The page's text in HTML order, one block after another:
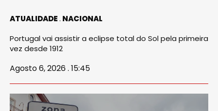
ATUALIDADE NACIONAL
Portugal vai assistir a eclipse total do Sol pela primeira
vez desde 1912
Agosto 6, 2026 . 15:45